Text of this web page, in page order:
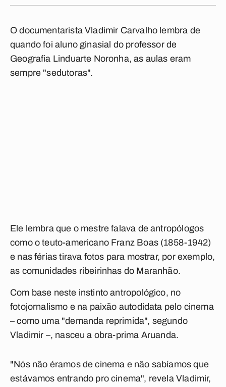
O documentarista Vladimir Carvalho lembra de
quando foi aluno ginasial do professor de
Geografia Linduarte Noronha, as aulas eram
sempre "sedutoras".
Ele lembra que o mestre falava de antropólogos
como o teuto-americano Franz Boas (1858-1942)
e nas férias tirava fotos para mostrar, por exemplo,
as comunidades ribeirinhas do Maranhão.
Com base neste instinto antropológico, no
fotojornalismo e na paixão autodidata pelo cinema
– como uma "demanda reprimida", segundo
Vladimir –, nasceu a obra-prima Aruanda.
"Nós não éramos de cinema e não sabíamos que
estávamos entrando pro cinema", revela Vladimir,